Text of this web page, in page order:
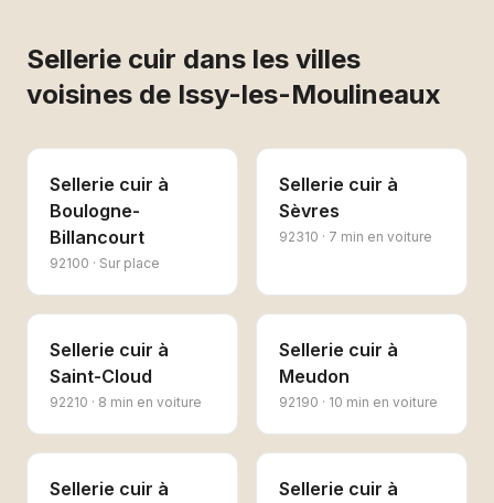
Sellerie cuir dans les villes
voisines de Issy-les-Moulineaux
Sellerie cuir à
Boulogne-
Billancourt
92100 · Sur place
Sellerie cuir à
Sèvres
92310 · 7 min en voiture
Sellerie cuir à
Saint-Cloud
92210 · 8 min en voiture
Sellerie cuir à
Meudon
92190 · 10 min en voiture
Sellerie cuir à
Sellerie cuir à